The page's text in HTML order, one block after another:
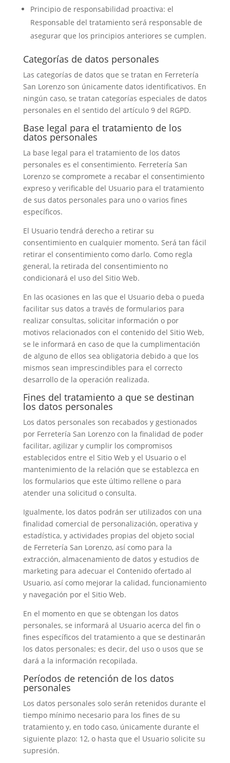
Principio de responsabilidad proactiva: el
Responsable del tratamiento será responsable de
asegurar que los principios anteriores se cumplen.
Categorías de datos personales
Las categorías de datos que se tratan en Ferretería
San Lorenzo son únicamente datos identificativos. En
ningún caso, se tratan categorías especiales de datos
personales en el sentido del artículo 9 del RGPD.
Base legal para el tratamiento de los
datos personales
La base legal para el tratamiento de los datos
personales es el consentimiento. Ferretería San
Lorenzo se compromete a recabar el consentimiento
expreso y verificable del Usuario para el tratamiento
de sus datos personales para uno o varios fines
específicos.
El Usuario tendrá derecho a retirar su
consentimiento en cualquier momento. Será tan fácil
retirar el consentimiento como darlo. Como regla
general, la retirada del consentimiento no
condicionará el uso del Sitio Web.
En las ocasiones en las que el Usuario deba o pueda
facilitar sus datos a través de formularios para
realizar consultas, solicitar información o por
motivos relacionados con el contenido del Sitio Web,
se le informará en caso de que la cumplimentación
de alguno de ellos sea obligatoria debido a que los
mismos sean imprescindibles para el correcto
desarrollo de la operación realizada.
Fines del tratamiento a que se destinan
los datos personales
Los datos personales son recabados y gestionados
por Ferretería San Lorenzo con la finalidad de poder
facilitar, agilizar y cumplir los compromisos
establecidos entre el Sitio Web y el Usuario o el
mantenimiento de la relación que se establezca en
los formularios que este último rellene o para
atender una solicitud o consulta.
Igualmente, los datos podrán ser utilizados con una
finalidad comercial de personalización, operativa y
estadística, y actividades propias del objeto social
de Ferretería San Lorenzo, así como para la
extracción, almacenamiento de datos y estudios de
marketing para adecuar el Contenido ofertado al
Usuario, así como mejorar la calidad, funcionamiento
y navegación por el Sitio Web.
En el momento en que se obtengan los datos
personales, se informará al Usuario acerca del fin o
fines específicos del tratamiento a que se destinarán
los datos personales; es decir, del uso o usos que se
dará a la información recopilada.
Períodos de retención de los datos
personales
Los datos personales solo serán retenidos durante el
tiempo mínimo necesario para los fines de su
tratamiento y, en todo caso, únicamente durante el
siguiente plazo: 12, o hasta que el Usuario solicite su
supresión.